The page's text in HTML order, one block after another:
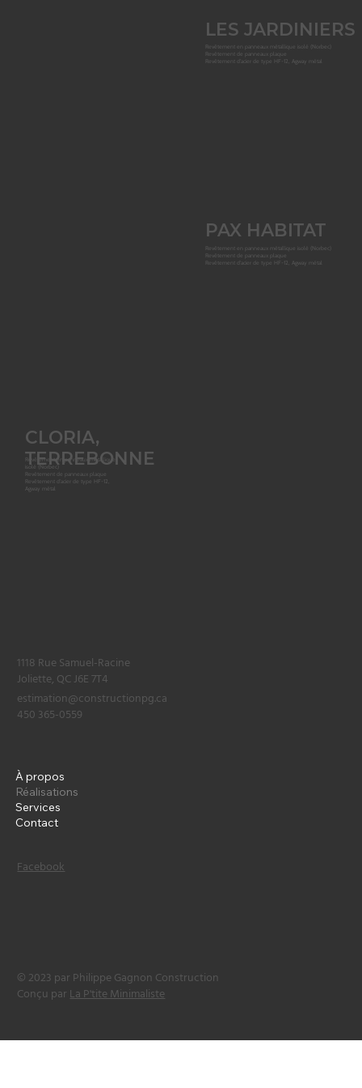
CLORIA,
TERREBONNE
Revêtement en panneaux métallique
isolé (Norbec)
Revêtement de panneaux plaque
Revêtement d'acier de type HF-12,
Agway métal
PAX HABITAT
Revêtement en panneaux métallique isolé (Norbec)
Revêtement de panneaux plaque
Revêtement d'acier de type HF-12, Agway métal
LES JARDINIERS
Revêtement en panneaux métallique isolé (Norbec)
Revêtement de panneaux plaque
Revêtement d'acier de type HF-12, Agway métal
1118 Rue Samuel-Racine
Joliette, QC J6E 7T4
estimation@constructionpg.ca
450 365-0559
À propos
Réalisations
Services
Contact
Facebook
© 2023 par Philippe Gagnon Construction
Conçu par La P'tite Minimaliste